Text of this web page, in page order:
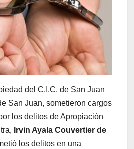
del C.I.C. de San Juan
San Juan, sometieron cargos
los delitos de Apropiación
Irvin Ayala Couvertier de
los delitos en una